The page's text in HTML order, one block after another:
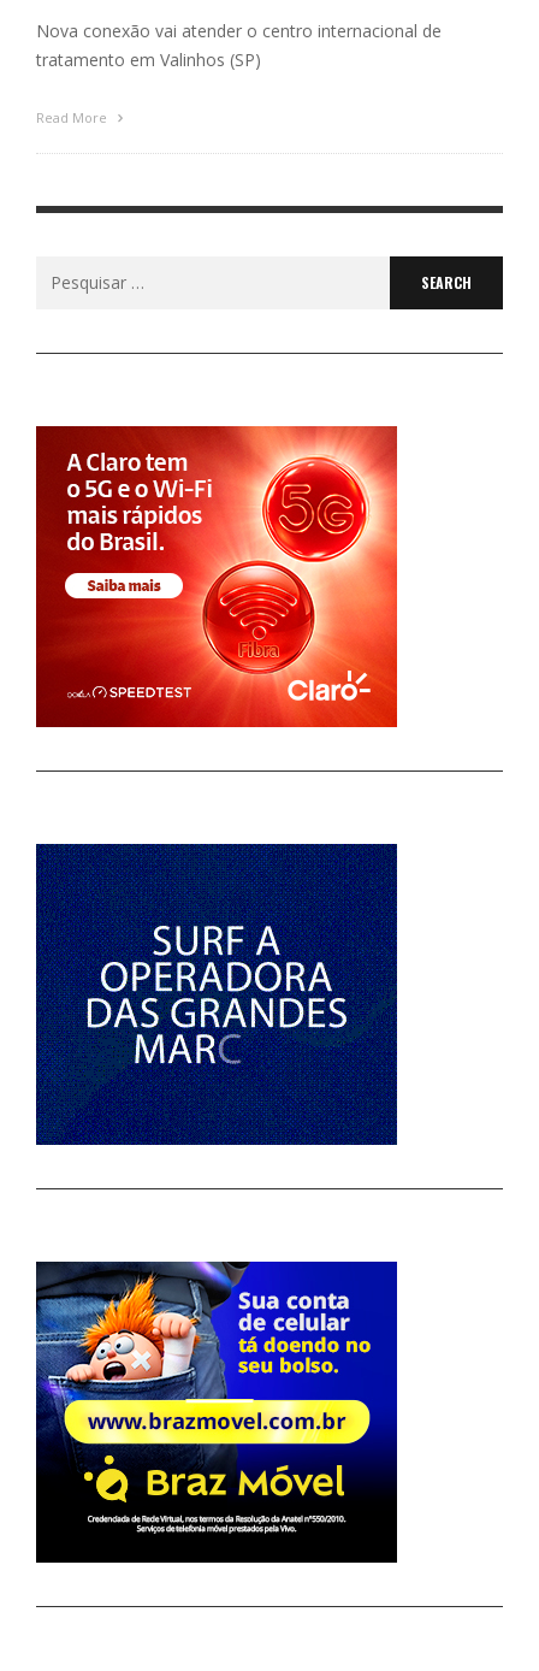
Nova conexão vai atender o centro internacional de
tratamento em Valinhos (SP)
Read More